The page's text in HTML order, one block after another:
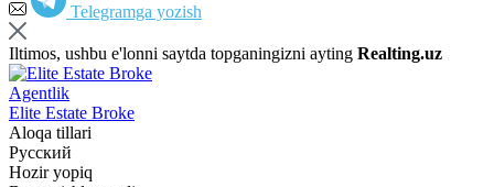
Telegramga yozish
Iltimos, ushbu e'lonni saytda topganingizni ayting Realting.uz
Agentlik
Elite Estate Broke
Aloqa tillari
Русский
Hozir yopiq